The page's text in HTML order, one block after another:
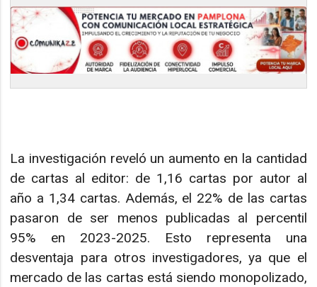
La investigación reveló un aumento en la cantidad
de cartas al editor: de 1,16 cartas por autor al
año a 1,34 cartas. Además, el 22% de las cartas
pasaron de ser menos publicadas al percentil
95% en 2023-2025. Esto representa una
desventaja para otros investigadores, ya que el
mercado de las cartas está siendo monopolizado,